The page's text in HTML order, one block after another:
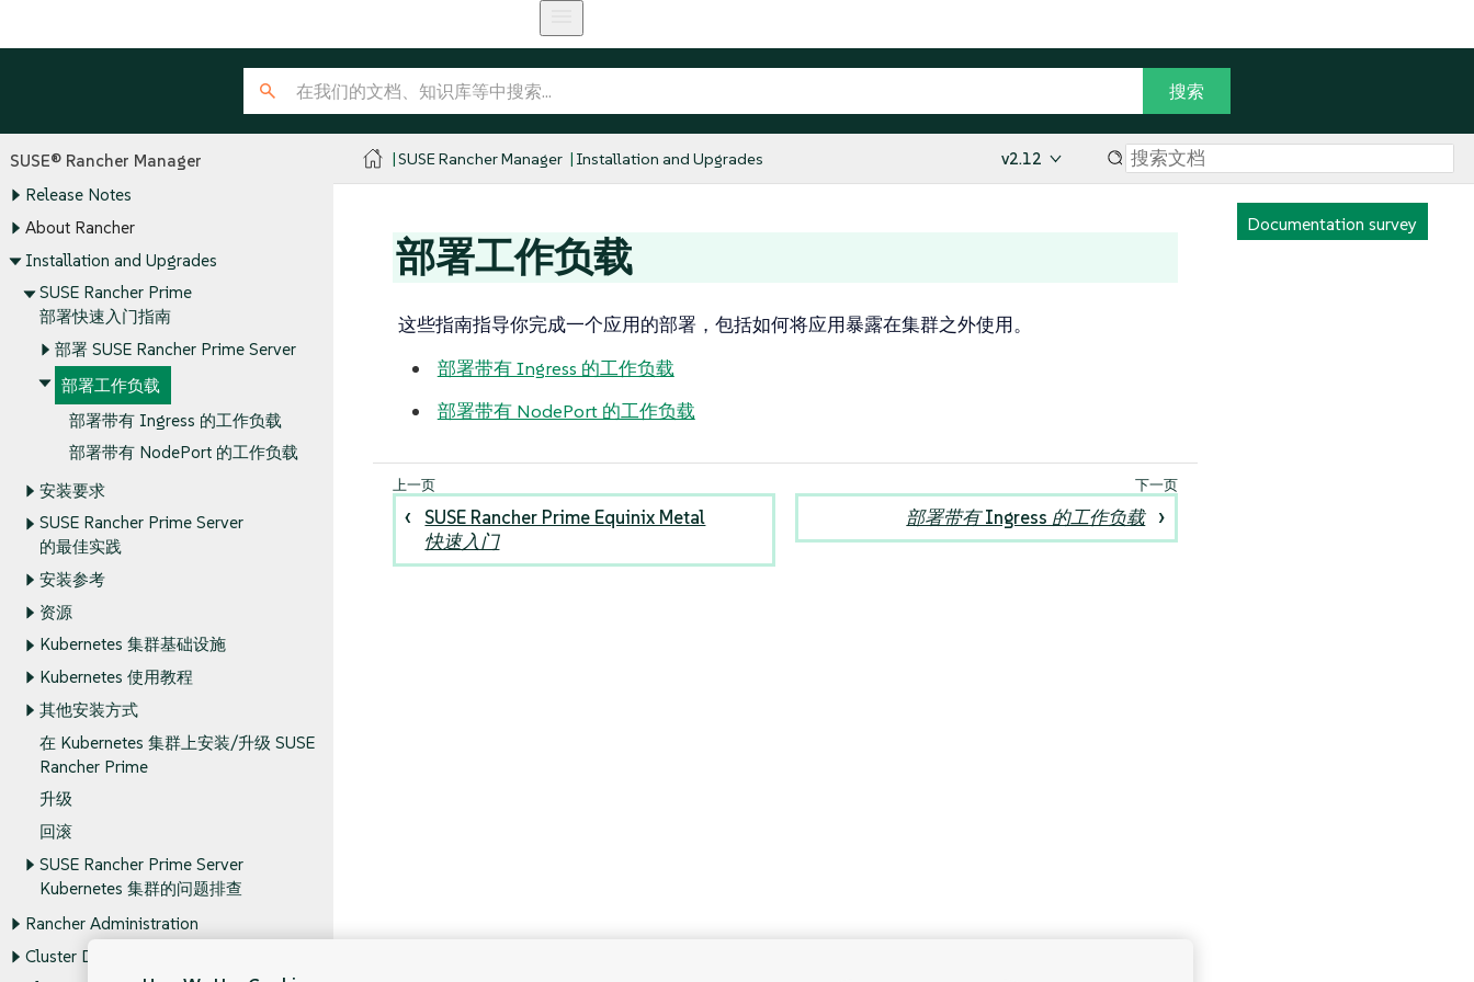
SUSE® Rancher Manager
Release Notes
About Rancher
Installation and Upgrades
SUSE Rancher Prime
部署快速入门指南
部署 SUSE Rancher Prime Server
部署工作负载
部署带有 Ingress 的工作负载
部署带有 NodePort 的工作负载
安装要求
SUSE Rancher Prime Server
的最佳实践
安装参考
资源
Kubernetes 集群基础设施
Kubernetes 使用教程
其他安装方式
在 Kubernetes 集群上安装/升级 SUSE
Rancher Prime
升级
回滚
SUSE Rancher Prime Server
Kubernetes 集群的问题排查
Rancher Administration
Cluster Deployment
SUSE Rancher Manager Installation and Upgrades v2.12
Documentation survey
部署工作负载
这些指南指导你完成一个应用的部署，包括如何将应用暴露在集群之外使用。
部署带有 Ingress 的工作负载
部署带有 NodePort 的工作负载
SUSE Rancher Prime Equinix Metal
快速入门
部署带有 Ingress 的工作负载